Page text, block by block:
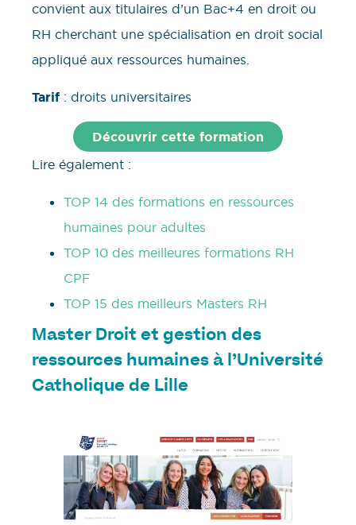
convient aux titulaires d’un Bac+4 en droit ou
RH cherchant une spécialisation en droit social
appliqué aux ressources humaines.
Tarif : droits universitaires
Découvrir cette formation
Lire également :
TOP 14 des formations en ressources
humaines pour adultes
TOP 10 des meilleures formations RH
CPF
TOP 15 des meilleurs Masters RH
Master Droit et gestion des
ressources humaines à l’Université
Catholique de Lille